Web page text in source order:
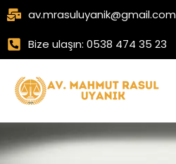
av.mrasuluyanik@gmail.com
Bize ulaşın: 0538 474 35 23